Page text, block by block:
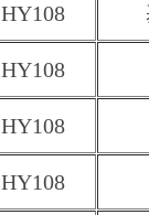
HY108
HY108
HY108
HY108